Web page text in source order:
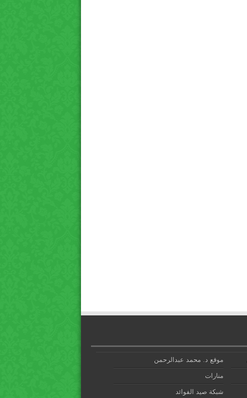
موقع د. محمد عبدالرحمن
منارات
شبكة صيد الفوائد